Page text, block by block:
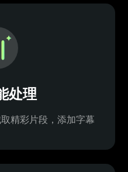
处理
精彩片段，添加字幕